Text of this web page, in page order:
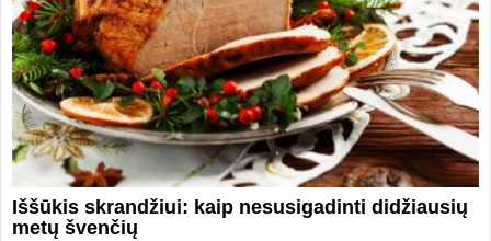
Iššūkis skrandžiui: kaip nesusigadinti didžiausių
metų švenčių